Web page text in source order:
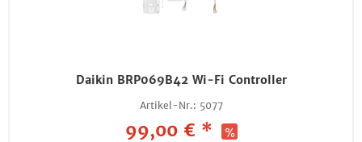
Daikin BRP069B42 Wi-Fi Controller
Artikel-Nr.: 5077
99,00 € *